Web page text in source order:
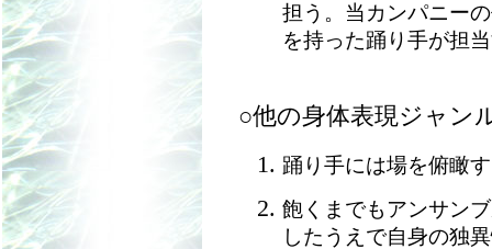
担う。当カンパニー
を持った踊り手が担
○他の身体表現ジャン
踊り手には場を俯瞰
飽くまでもアンサン
したうえで自身の独